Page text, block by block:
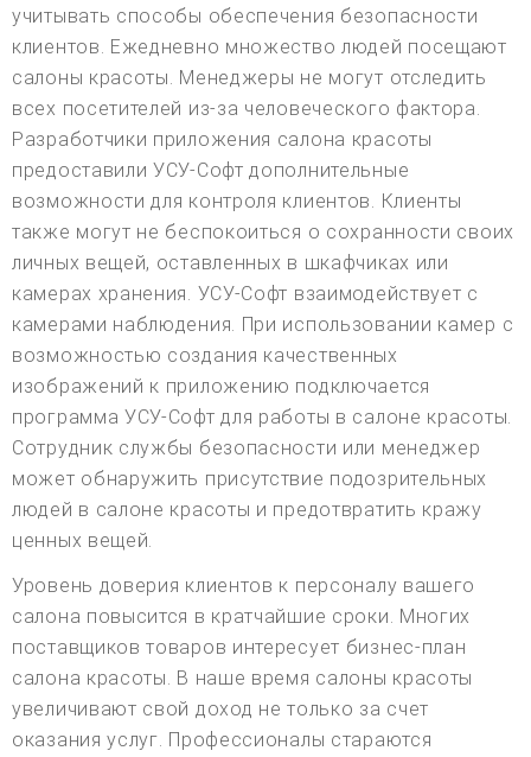
учитывать способы обеспечения безопасности
клиентов. Ежедневно множество людей посещают
салоны красоты. Менеджеры не могут отследить
всех посетителей из-за человеческого фактора.
Разработчики приложения салона красоты
предоставили УСУ-Софт дополнительные
возможности для контроля клиентов. Клиенты
также могут не беспокоиться о сохранности своих
личных вещей, оставленных в шкафчиках или
камерах хранения. УСУ-Софт взаимодействует с
камерами наблюдения. При использовании камер с
возможностью создания качественных
изображений к приложению подключается
программа УСУ-Софт для работы в салоне красоты.
Сотрудник службы безопасности или менеджер
может обнаружить присутствие подозрительных
людей в салоне красоты и предотвратить кражу
ценных вещей.
Уровень доверия клиентов к персоналу вашего
салона повысится в кратчайшие сроки. Многих
поставщиков товаров интересует бизнес-план
салона красоты. В наше время салоны красоты
увеличивают свой доход не только за счет
оказания услуг. Профессионалы стараются